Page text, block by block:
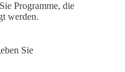
Programme, die
werden.
Sie